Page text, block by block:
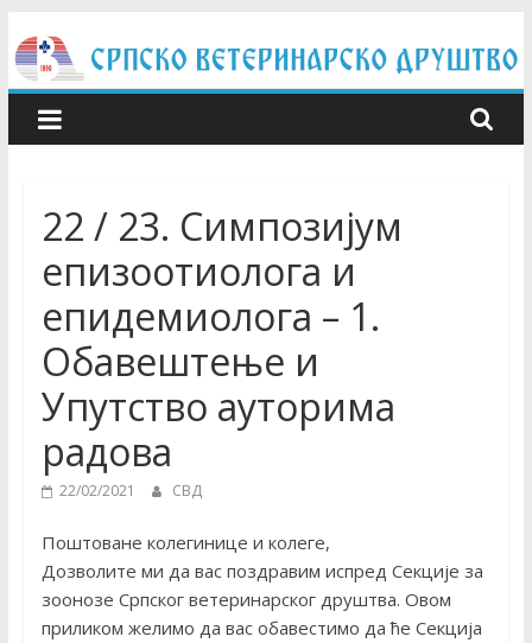
to
content
22 / 23. Симпозијум
епизоотиолога и
епидемиолога – 1.
Обавештење и
Упутство ауторима
радова
22/02/2021 СВД
Поштоване колегинице и колеге,
Дозволите ми да вас поздравим испред Секције за
зоонозе Српског ветеринарског друштва. Овом
приликом желимо да вас обавестимо да ће Секција